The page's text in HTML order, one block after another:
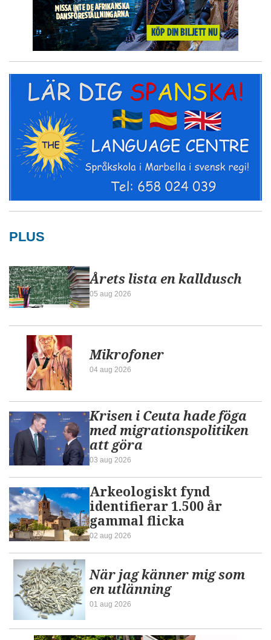
PLUS
Årets lista en kalldusch
05 aug 2026
Mikrofoner
04 aug 2026
Krisen i Ceuta hade föga
med migrationspolitiken
att göra
03 aug 2026
Arkeologiskt fynd
identifierar 1.500 år
gammal flicka
02 aug 2026
När jag känner mig som
en utlänning
01 aug 2026